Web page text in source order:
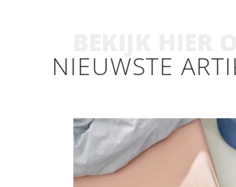
NIEUWSTE